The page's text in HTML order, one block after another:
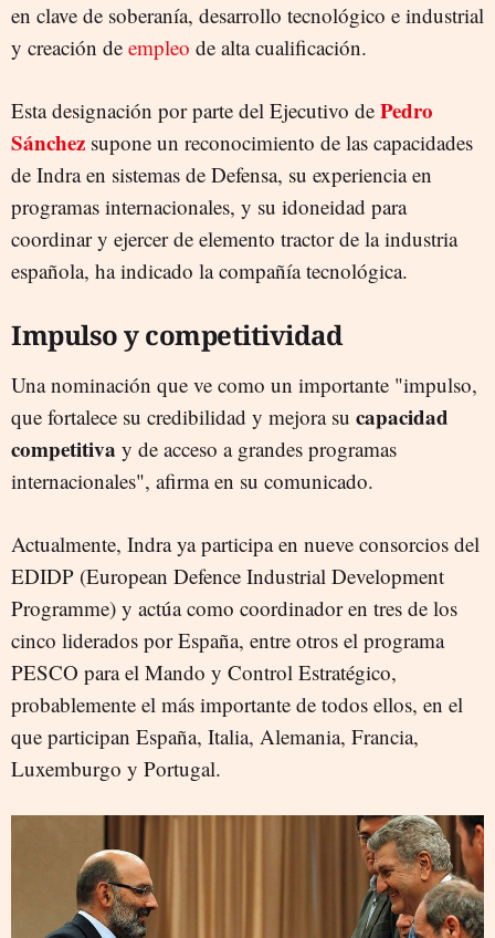
en clave de soberanía, desarrollo tecnológico e industrial
y creación de empleo de alta cualificación.
Esta designación por parte del Ejecutivo de Pedro
Sánchez supone un reconocimiento de las capacidades
de Indra en sistemas de Defensa, su experiencia en
programas internacionales, y su idoneidad para
coordinar y ejercer de elemento tractor de la industria
española, ha indicado la compañía tecnológica.
Impulso y competitividad
Una nominación que ve como un importante "impulso,
que fortalece su credibilidad y mejora su capacidad
competitiva y de acceso a grandes programas
internacionales", afirma en su comunicado.
Actualmente, Indra ya participa en nueve consorcios del
EDIDP (European Defence Industrial Development
Programme) y actúa como coordinador en tres de los
cinco liderados por España, entre otros el programa
PESCO para el Mando y Control Estratégico,
probablemente el más importante de todos ellos, en el
que participan España, Italia, Alemania, Francia,
Luxemburgo y Portugal.